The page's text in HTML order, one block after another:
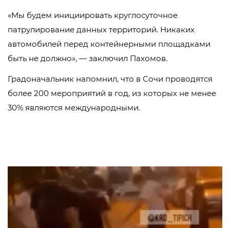
«Мы будем инициировать круглосуточное
патрулирование данных территорий. Никаких
автомобилей перед контейнерными площадками
быть не должно», — заключил Пахомов.
Градоначальник напомнил, что в Сочи проводятся
более 200 мероприятий в год, из которых не менее
30% являются международными.